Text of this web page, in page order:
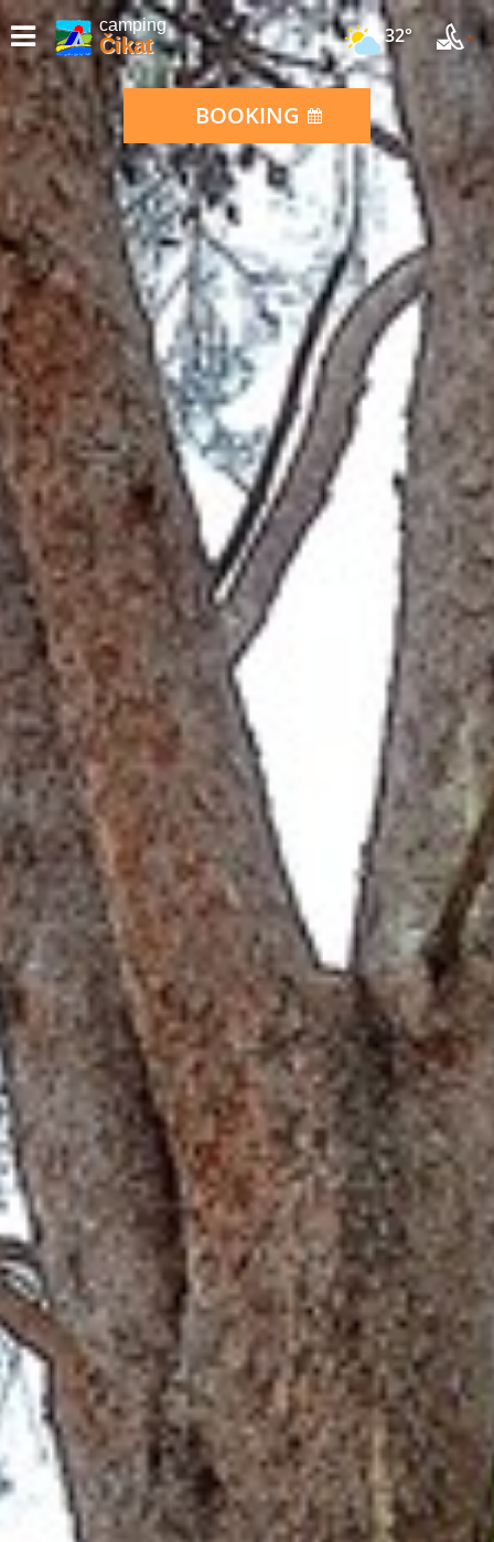
camping
Čikat 32°
BOOKING